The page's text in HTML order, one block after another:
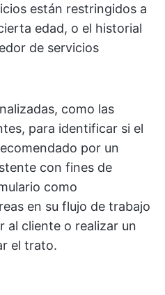
están restringidos a
edad, o el historial
de servicios
como las
para identificar si el
por un
con fines de
como
en su flujo de trabajo
al cliente o realizar un
el trato.